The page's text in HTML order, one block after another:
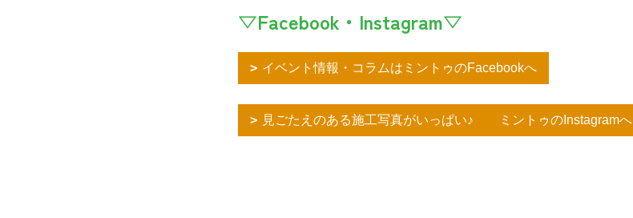
▽Facebook・Instagram▽
イベント情報・コラムはミントゥのFacebookへ
見ごたえのある施工写真がいっぱい♪ ミントゥのInstagramへ